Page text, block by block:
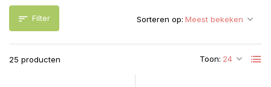
Filter
25 producten Toon:
Sorteren op: